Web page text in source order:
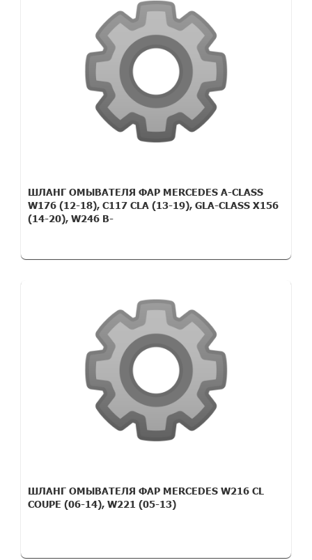
ШЛАНГ ОМЫВАТЕЛЯ ФАР MERCEDES A-CLASS
W176 (12-18), C117 CLA (13-19), GLA-CLASS X156
(14-20), W246 B-
ШЛАНГ ОМЫВАТЕЛЯ ФАР MERCEDES W216 CL
COUPE (06-14), W221 (05-13)